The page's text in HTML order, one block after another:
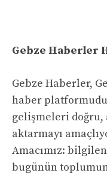
Gebze Haberler
Gebze Haberler,
haber
gelişmeleri doğru,
aktarmayı
Amacımız:
bugünün